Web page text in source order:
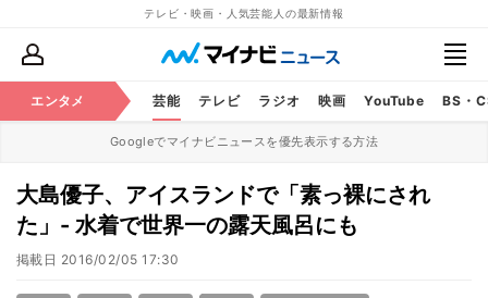
テレビ・映画・人気芸能人の最新情報
エンタメ 芸能 テレビ ラジオ 映画 YouTube BS・
Googleでマイナビニュースを優先表示する方法
大島優子、アイスランドで「素っ裸にされ
た」- 水着で世界一の露天風呂にも
掲載日 2016/02/05 17:30